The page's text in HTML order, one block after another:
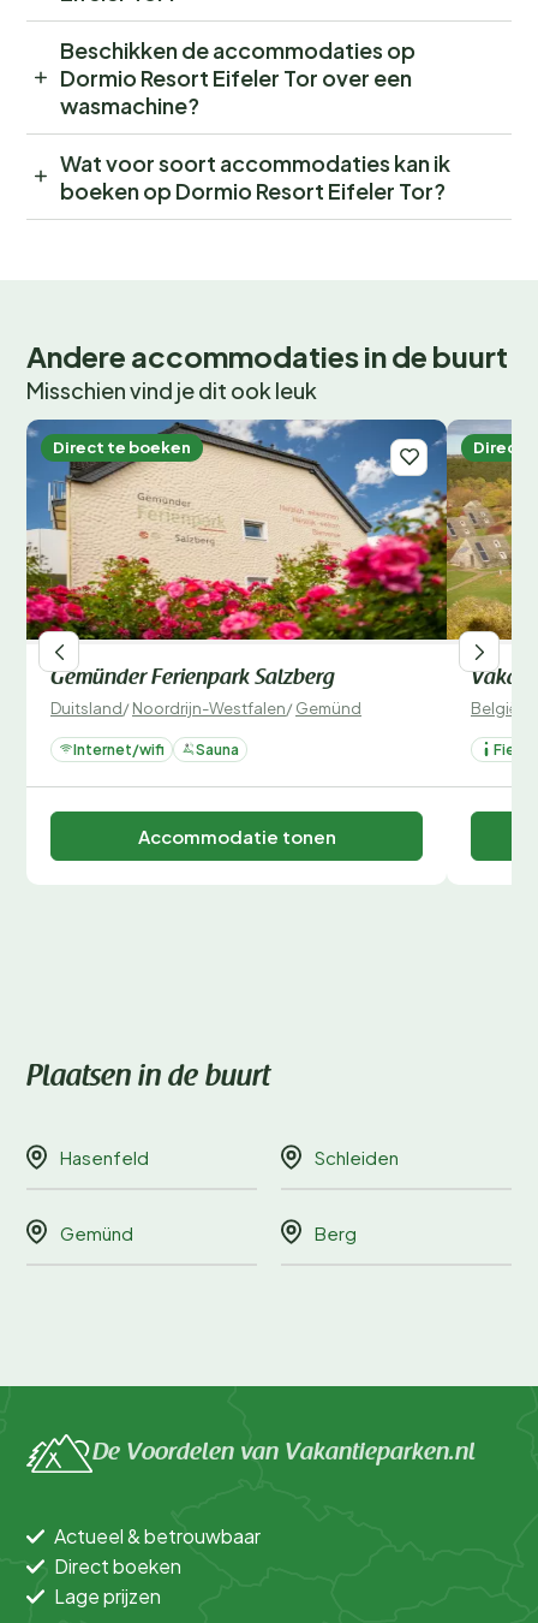
Beschikken de accommodaties op
Dormio Resort Eifeler Tor over een
wasmachine?
Wat voor soort accommodaties kan ik
boeken op Dormio Resort Eifeler Tor?
Andere accommodaties in de buurt
Misschien vind je dit ook leuk
Direct te boeken
Gemünder Ferienpark Salzberg
Duitsland/Noordrijn-Westfalen/Gemünd
Internet/wifi Sauna
Accommodatie tonen
Direct
België
Plaatsen in de buurt
Hasenfeld Schleiden
Gemünd Berg
De Voordelen van Vakantieparken.nl
Actueel & betrouwbaar
Direct boeken
Lage prijzen